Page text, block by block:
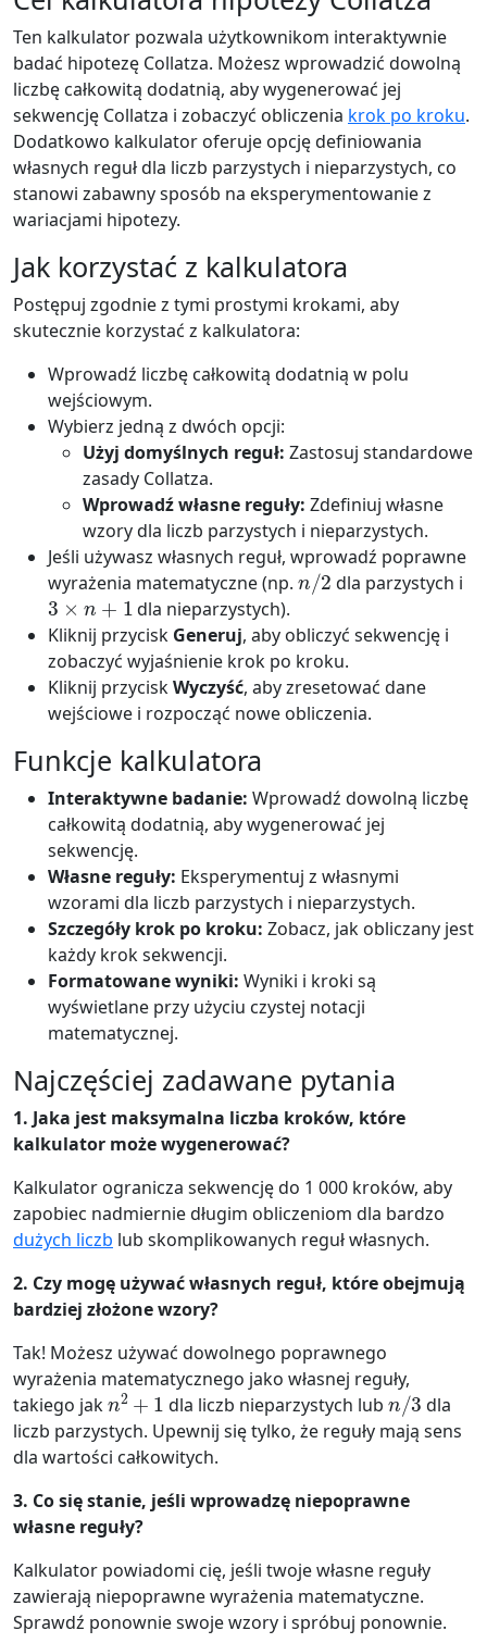
Ten kalkulator pozwala użytkownikom interaktywnie
badać hipotezę Collatza. Możesz wprowadzić dowolną
liczbę całkowitą dodatnią, aby wygenerować jej
sekwencję Collatza i zobaczyć obliczenia krok po kroku.
Dodatkowo kalkulator oferuje opcję definiowania
własnych reguł dla liczb parzystych i nieparzystych, co
stanowi zabawny sposób na eksperymentowanie z
wariacjami hipotezy.
Jak korzystać z kalkulatora
Postępuj zgodnie z tymi prostymi krokami, aby
skutecznie korzystać z kalkulatora:
Wprowadź liczbę całkowitą dodatnią w polu
wejściowym.
Wybierz jedną z dwóch opcji:
Użyj domyślnych reguł: Zastosuj standardowe
zasady Collatza.
Wprowadź własne reguły: Zdefiniuj własne
wzory dla liczb parzystych i nieparzystych.
Jeśli używasz własnych reguł, wprowadź poprawne
wyrażenia matematyczne (np.
n/2
dla parzystych i
3×n+1
dla nieparzystych).
Kliknij przycisk Generuj, aby obliczyć sekwencję i
zobaczyć wyjaśnienie krok po kroku.
Kliknij przyciskWyczyść, aby zresetować dane
wejściowe i rozpocząć nowe obliczenia.
Funkcje kalkulatora
Interaktywne badanie: Wprowadź dowolną liczbę
całkowitą dodatnią, aby wygenerować jej
sekwencję.
Własne reguły: Eksperymentuj z własnymi
wzorami dla liczb parzystych i nieparzystych.
Szczegóły krok po kroku: Zobacz, jak obliczany jest
każdy krok sekwencji.
Formatowane wyniki: Wyniki i kroki są
wyświetlane przy użyciu czystej notacji
matematycznej.
Najczęściej zadawane pytania
1. Jaka jest maksymalna liczba kroków, które
kalkulator może wygenerować?
Kalkulator ogranicza sekwencję do 1 000 kroków, aby
zapobiec nadmiernie długim obliczeniom dla bardzo
dużych liczb lub skomplikowanych reguł własnych.
2. Czy mogę używać własnych reguł, które obejmują
bardziej złożone wzory?
Tak! Możesz używać dowolnego poprawnego
wyrażenia matematycznego jako własnej reguły,
takiego jak
n2+1
dla liczb nieparzystych lub
n/3
dla
liczb parzystych. Upewnij się tylko, że reguły mają sens
dla wartości całkowitych.
3. Co się stanie, jeśli wprowadzę niepoprawne
własne reguły?
Kalkulator powiadomi cię, jeśli twoje własne reguły
zawierają niepoprawne wyrażenia matematyczne.
Sprawdź ponownie swoje wzory i spróbuj ponownie.